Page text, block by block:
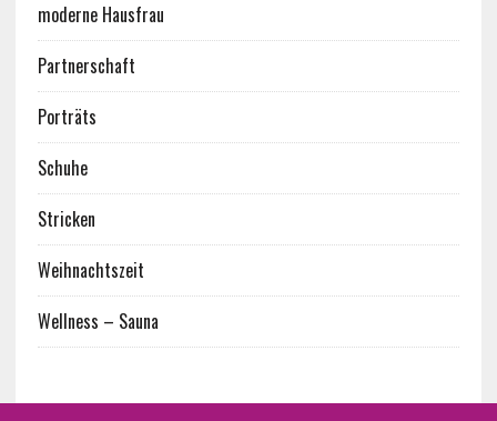
moderne Hausfrau
Partnerschaft
Porträts
Schuhe
Stricken
Weihnachtszeit
Wellness – Sauna